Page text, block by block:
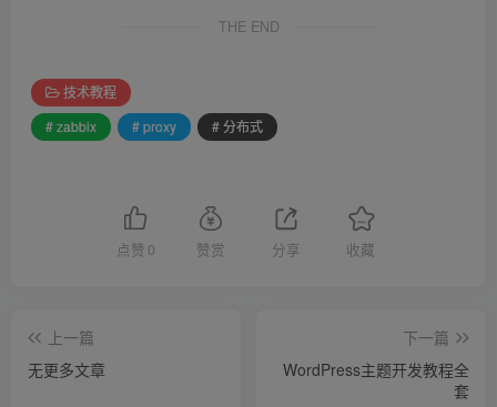
THE END
技术教程
# zabbix
# proxy # 分布式
点赞 0 赞赏 分享 收藏
上一篇
无更多文章
下一篇
WordPress主题开发教程全
套